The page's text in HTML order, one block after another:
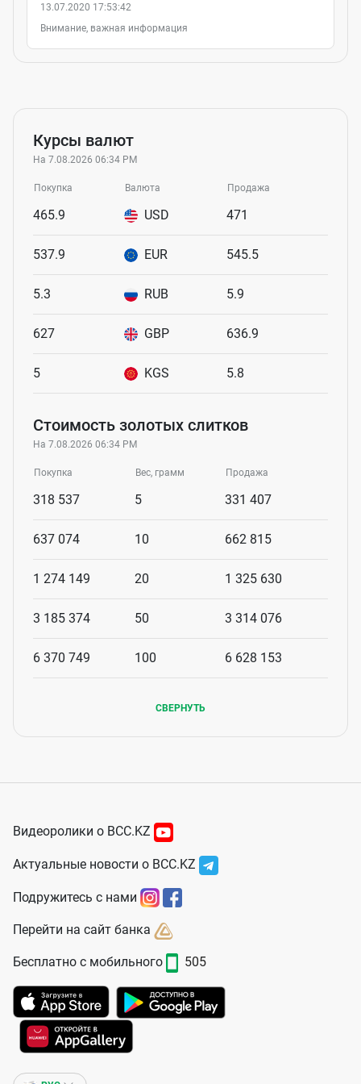
13.07.2020 17:53:42
Внимание, важная информация
Курсы валют
На 7.08.2026 06:34 PM
Покупка Валюта Продажа
465.9 USD 471
537.9 EUR 545.5
5.3 RUB 5.9
627 GBP 636.9
5 KGS 5.8
Стоимость золотых слитков
На 7.08.2026 06:34 PM
Покупка Вес, грамм Продажа
318 537 5 331 407
637 074 10 662 815
1 274 149 20 1 325 630
3 185 374 50 3 314 076
6 370 749 100 6 628 153
СВЕРНУТЬ
Видеоролики о BCC.KZ
Актуальные новости о BCC.KZ
Подружитесь с нами
Перейти на сайт банка
Бесплатно с мобильного 505